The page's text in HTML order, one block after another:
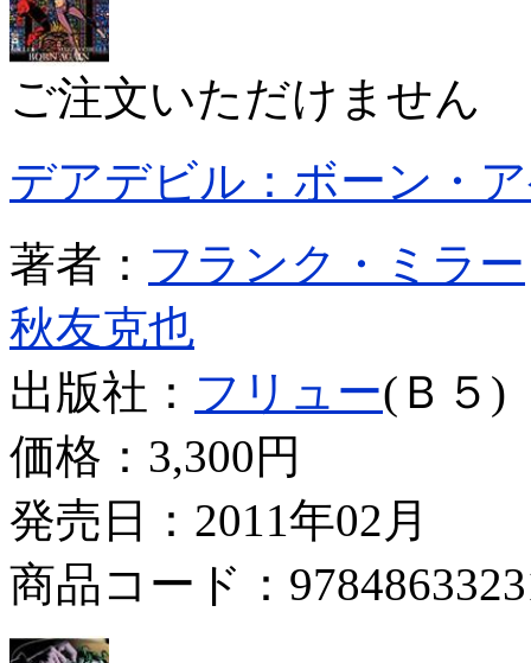
ご注文いただけません
デアデビル：ボーン・
著者： フランク・ミラー
秋友克也
出版社： フリュー(Ｂ５)
価格： 3,300円
発売日：2011年02月
商品コード：